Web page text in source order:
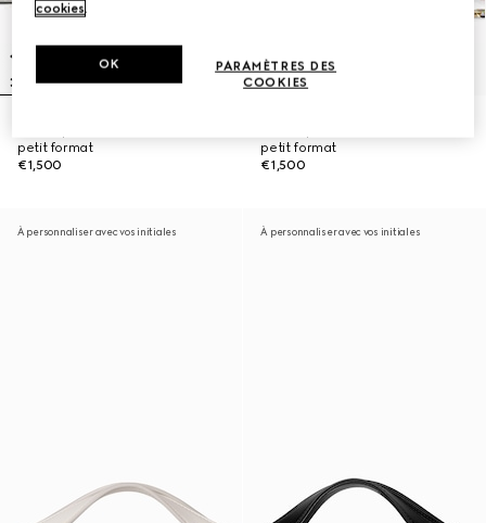
petit format
€1,500
petit format
€1,500
À personnaliser avec vos initiales À personnaliser avec vos initiales
cookies.
PARAMÈTRES DES
COOKIES
OK